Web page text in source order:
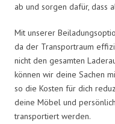
ab und sorgen dafür, dass
Mit unserer
da der Transportraum
nicht den gesamten
können wir deine Sachen
so die Kosten für dich
deine Möbel und
transportiert werden.